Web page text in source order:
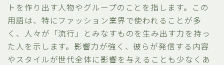
日常でよく聞く流行語
略語・造語
トを作り出す人物やグループのことを指します。この
用語は、特にファッション業界で使われることが多
く、人々が「流行」とみなすものを生み出す力を持っ
た人を示します。影響力が強く、彼らが発信する内容
やスタイルが世代全体に影響を与えることも少なくあ